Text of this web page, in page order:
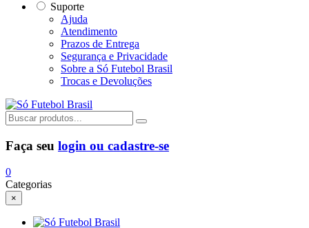
Suporte
Ajuda
Atendimento
Prazos de Entrega
Segurança e Privacidade
Sobre a Só Futebol Brasil
Trocas e Devoluções
Faça seu login ou cadastre-se
0
Categorias
×